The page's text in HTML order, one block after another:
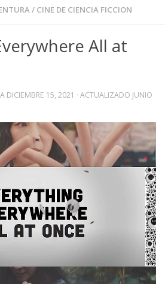
/ CINE DE CIENCIA FICCION
All at
DICIEMBRE 15, 2021 · ACTUALIZADO JUNIO